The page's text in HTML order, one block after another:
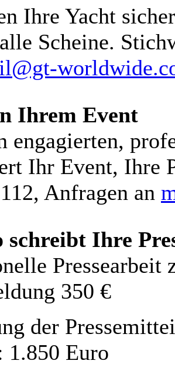
Ihre Yacht
Scheine.
Ihrem Event
engagierten,
Ihr Event, Ihre
Anfragen an
schreibt Ihre
Pressearbeit
350 €
der
1.850 Euro